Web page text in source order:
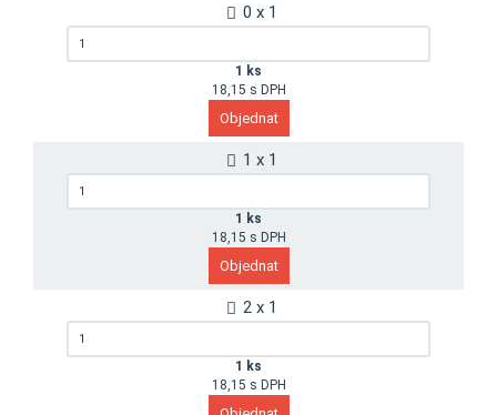
0 x 1
1 ks
18,15 s DPH
1 x 1
1 ks
18,15 s DPH
2 x 1
1 ks
18,15 s DPH